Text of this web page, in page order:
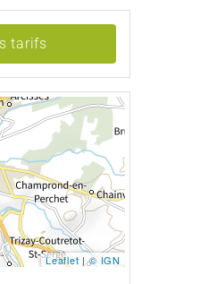
tarifs
Leaflet |© IGN